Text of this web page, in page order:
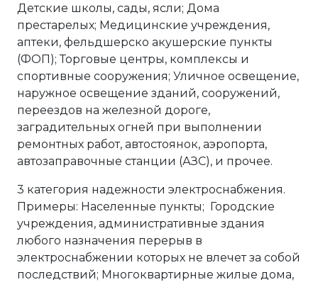
Детские школы, сады, ясли; Дома
престарелых; Медицинские учреждения,
аптеки, фельдшерско акушерские пункты
(ФОП); Торговые центры, комплексы и
спортивные сооружения; Уличное освещение,
наружное освещение зданий, сооружений,
переездов на железной дороге,
заградительных огней при выполнении
ремонтных работ, автостоянок, аэропорта,
автозаправочные станции (АЗС), и прочее.
3 категория надежности электроснабжения.
Примеры: Населенные пункты; Городские
учреждения, административные здания
любого назначения перерыв в
электроснабжении которых не влечет за собой
последствий; Многоквартирные жилые дома,